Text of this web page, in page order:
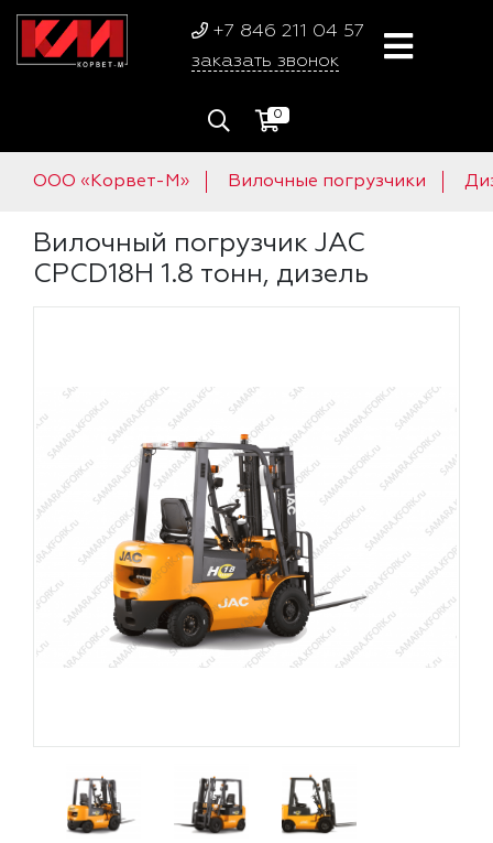
+7 846 211 04 57
заказать звонок
0
ООО «Корвет-М» Вилочные погрузчики
Вилочный погрузчик JAC
CPCD18H 1.8 тонн, дизель